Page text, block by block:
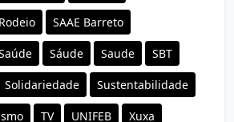
Rodeio SAAE Barreto
Sáude Saude SBT
Solidariedade Sustentabilidade
TV UNIFEB Xuxa